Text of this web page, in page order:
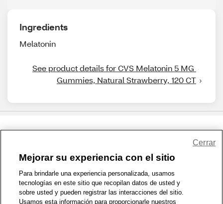
Ingredients
Melatonin
See product details for CVS Melatonin 5 MG
Gummies, Natural Strawberry, 120 CT
1-800-679-9691 | Contáctenos | Términos de Uso | Accesibilidad
Política de Privacidad | WA Privacy Policy | Mapa del sitio
Zona de Bienestar | © 1999 - 2026 CVS.com
Mejorar su experiencia con el sitio
Para brindarle una experiencia personalizada, usamos
tecnologías en este sitio que recopilan datos de usted y
sobre usted y pueden registrar las interacciones del sitio.
Usamos esta información para proporcionarle nuestros
Cerrar